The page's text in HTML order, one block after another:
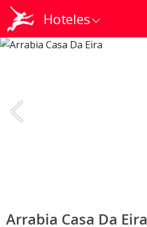
Hoteles
Arrabia Casa Da Eira